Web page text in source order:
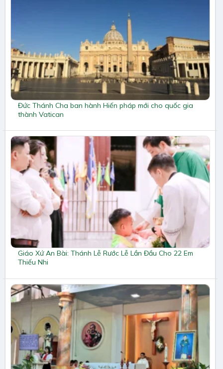
Đức Thánh Cha ban hành Hiến pháp mới cho quốc gia
thành Vatican
Giáo Xứ An Bài: Thánh Lễ Rước Lễ Lần Đầu Cho 22 Em
Thiếu Nhi